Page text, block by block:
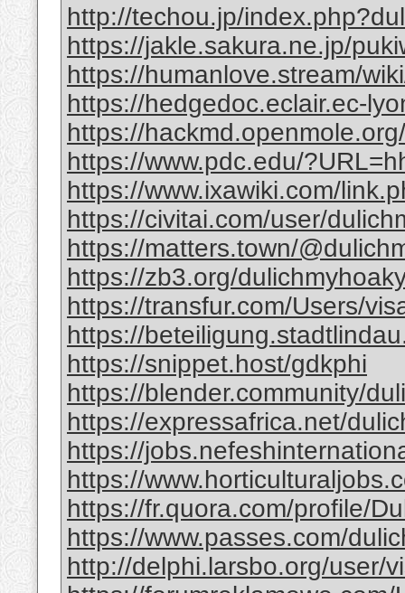
http://techou.jp/
https://jakle.sakura.ne.jp/
https://humanlove.stream/
https://hedgedoc.eclair.ec-
https://
https://www.pdc.edu/
https://www.ixawiki.com/
https://civitai.com/user/
https://matters.town/
https://zb3.org/
https://transfur.com/Users/
https://
https://snippet.host/gdkphi
https://blender.community/
https://expressafrica.net/
https://
https://
https://fr.quora.com/profile/
https://www.passes.com/
http://delphi.larsbo.org/user/